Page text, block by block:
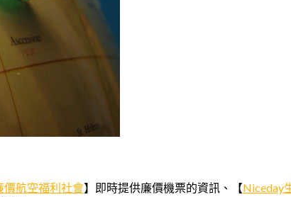
價航空福利社會】即時提供廉價機票的資訊、【Niceday